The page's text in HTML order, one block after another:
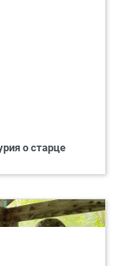
о старце